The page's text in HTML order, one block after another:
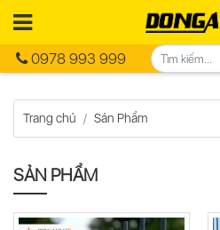
0978 993 999
Trang chủ Sản Phẩm
SẢN PHẨM